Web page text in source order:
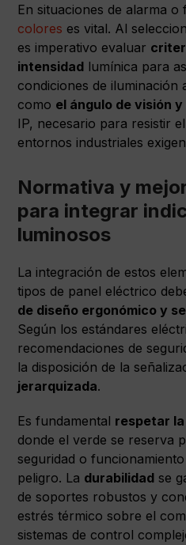
En situaciones de alarma o
colores es vital. Al
es imperativo evaluar
intensidad lumínica para
condiciones de iluminación
como el ángulo de visión
IP, necesario para resistir
entornos industriales
Normativa y
para integrar
luminosos
La integración de estos
tipos de panel eléctrico
de diseño ergonómico y
Según los estándares
recomendaciones de
la disposición de la
jerarquizada.
Es fundamental respetar
donde el verde se reserva
seguridad o
peligro. La durabilidad se
de soportes robustos y
estrés térmico sobre el
sistemas de control